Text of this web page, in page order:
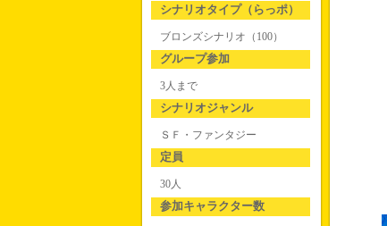
シナリオタイプ（らっポ）
ブロンズシナリオ（100）
グループ参加
3人まで
シナリオジャンル
ＳＦ・ファンタジー
定員
30人
参加キャラクター数